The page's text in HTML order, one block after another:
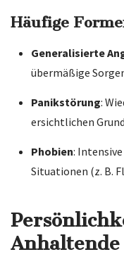
Häufige
Generalisierte
übermäßige
Panikstörung:
ersichtlichen Grund
Phobien:
Situationen (z. B.